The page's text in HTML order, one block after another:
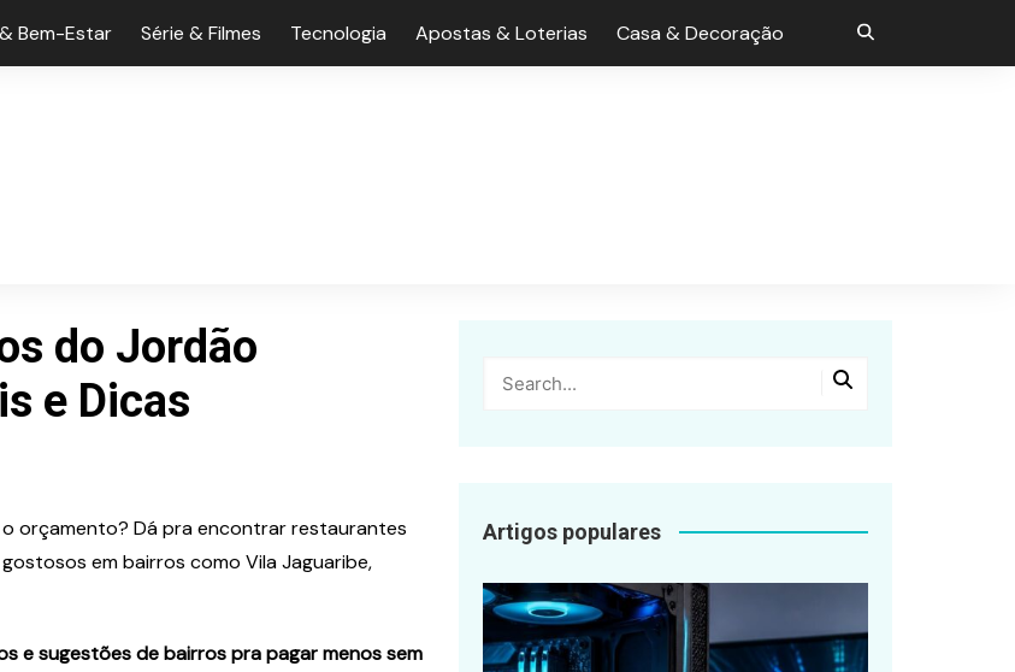
Bem-Estar Série & Filmes Tecnologia Apostas & Loterias Casa & Decoração
do Jordão
e Dicas
orçamento? Dá pra encontrar restaurantes
em bairros como Vila Jaguaribe,
e sugestões de bairros pra pagar menos sem
Artigos populares